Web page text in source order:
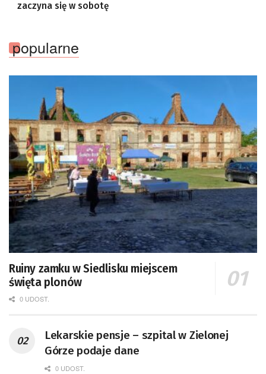
zaczyna się w sobotę
popularne
Ruiny zamku w Siedlisku miejscem
święta plonów
0 UDOST.
Lekarskie pensje – szpital w Zielonej
Górze podaje dane
0 UDOST.